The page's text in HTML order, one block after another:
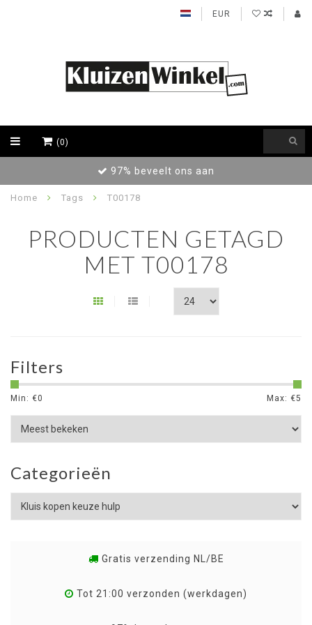
EUR
(0)
97% beveelt ons aan
Home Tags T00178
PRODUCTEN GETAGD
MET T00178
Filters
Min: €0 Max: €5
Categorieën
Gratis verzending NL/BE
Tot 21:00 verzonden (werkdagen)